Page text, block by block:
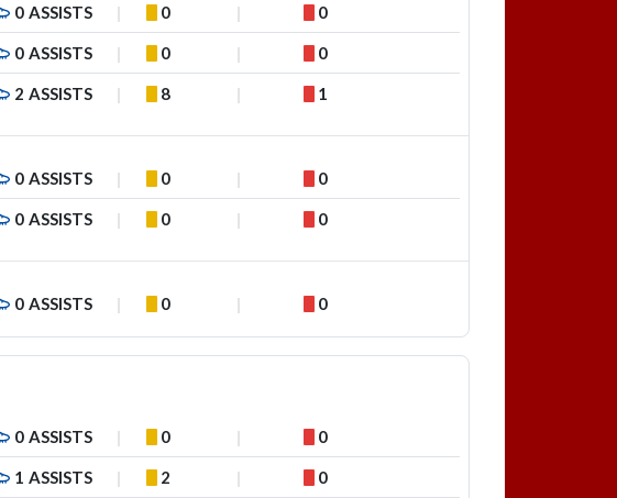
0 ASSISTS 0 0
0 ASSISTS 0 0
2 ASSISTS 8 1
0 ASSISTS 0 0
0 ASSISTS 0 0
0 ASSISTS 0 0
0 ASSISTS 0 0
1 ASSISTS 2 0